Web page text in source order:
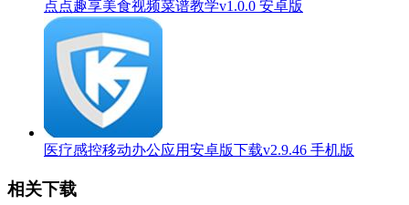
点点趣享美食视频菜谱教学v1.0.0 安卓版
医疗感控移动办公应用安卓版下载v2.9.46 手机版
相关下载